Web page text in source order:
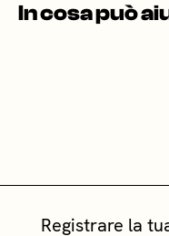
In cosa può
Registrare la